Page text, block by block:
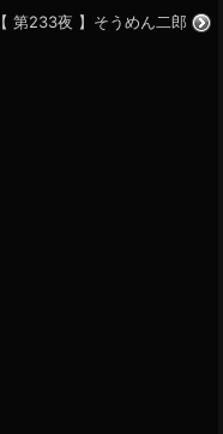
【 第233夜 】そうめん二郎